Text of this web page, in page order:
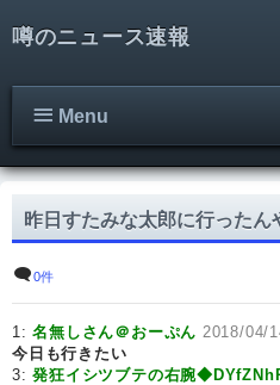
噂のニュース速報
Menu
昨日すたみな太郎に行ったん
0件
1:名無しさん＠おーぷん 2018/04/
今日も行きたい
3:発狂イシツブテの右腕